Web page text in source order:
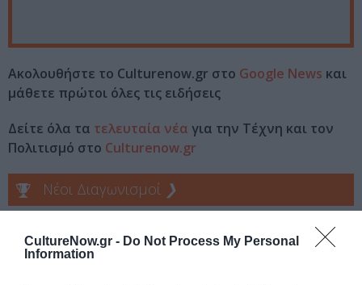
CultureNow.gr - Do Not Process My Personal
Information
Ακολουθήστε το Culturenow.gr στο Google News και
μάθετε πρώτοι όλες τις ειδήσεις
Δείτε όλα τα τελευταία νέα για την Τέχνη και τον
Πολιτισμό στο Culturenow.gr
Νέοι Διαγωνισμοί ❯
ΕΚΔΟΣΕΙΣ ΕΣΤΙΑ